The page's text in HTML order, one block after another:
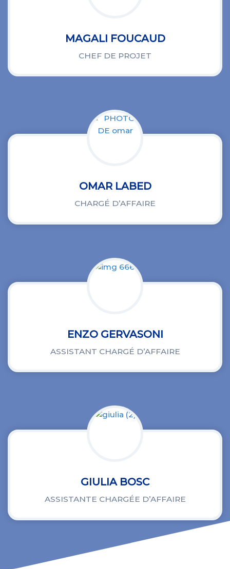
MAGALI FOUCAUD
CHEF DE PROJET
OMAR LABED
CHARGÉ D’AFFAIRE
ENZO GERVASONI
ASSISTANT CHARGÉ D’AFFAIRE
GIULIA BOSC
ASSISTANTE CHARGÉE D’AFFAIRE